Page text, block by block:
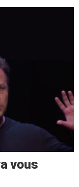
vous